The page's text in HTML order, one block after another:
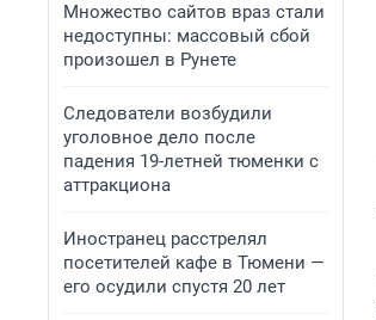
Множество сайтов враз стали
недоступны: массовый сбой
произошел в Рунете
Следователи возбудили
уголовное дело после
падения 19-летней тюменки с
аттракциона
Иностранец расстрелял
посетителей кафе в Тюмени —
его осудили спустя 20 лет